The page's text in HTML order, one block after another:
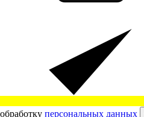
обработку персональных данных